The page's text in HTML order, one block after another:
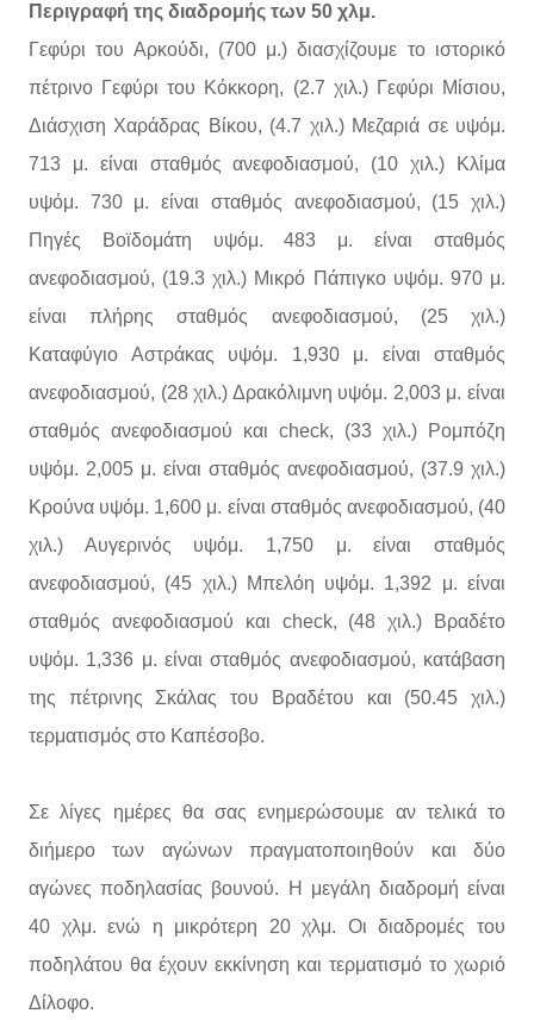
Περιγραφή της διαδρομής των 50 χλμ.
Γεφύρι του Αρκούδι, (700 μ.) διασχίζουμε το ιστορικό
πέτρινο Γεφύρι του Κόκκορη, (2.7 χιλ.) Γεφύρι Μίσιου,
Διάσχιση Χαράδρας Βίκου, (4.7 χιλ.) Μεζαριά σε υψόμ.
713 μ. είναι σταθμός ανεφοδιασμού, (10 χιλ.) Κλίμα
υψόμ. 730 μ. είναι σταθμός ανεφοδιασμού, (15 χιλ.)
Πηγές Βοϊδομάτη υψόμ. 483 μ. είναι σταθμός
ανεφοδιασμού, (19.3 χιλ.) Μικρό Πάπιγκο υψόμ. 970 μ.
είναι πλήρης σταθμός ανεφοδιασμού, (25 χιλ.)
Καταφύγιο Αστράκας υψόμ. 1,930 μ. είναι σταθμός
ανεφοδιασμού, (28 χιλ.) Δρακόλιμνη υψόμ. 2,003 μ. είναι
σταθμός ανεφοδιασμού και check, (33 χιλ.) Ρομπόζη
υψόμ. 2,005 μ. είναι σταθμός ανεφοδιασμού, (37.9 χιλ.)
Κρούνα υψόμ. 1,600 μ. είναι σταθμός ανεφοδιασμού, (40
χιλ.) Αυγερινός υψόμ. 1,750 μ. είναι σταθμός
ανεφοδιασμού, (45 χιλ.) Μπελόη υψόμ. 1,392 μ. είναι
σταθμός ανεφοδιασμού και check, (48 χιλ.) Βραδέτο
υψόμ. 1,336 μ. είναι σταθμός ανεφοδιασμού, κατάβαση
της πέτρινης Σκάλας του Βραδέτου και (50.45 χιλ.)
τερματισμός στο Καπέσοβο.
Σε λίγες ημέρες θα σας ενημερώσουμε αν τελικά το
διήμερο των αγώνων πραγματοποιηθούν και δύο
αγώνες ποδηλασίας βουνού. Η μεγάλη διαδρομή είναι
40 χλμ. ενώ η μικρότερη 20 χλμ. Οι διαδρομές του
ποδηλάτου θα έχουν εκκίνηση και τερματισμό το χωριό
Δίλοφο.